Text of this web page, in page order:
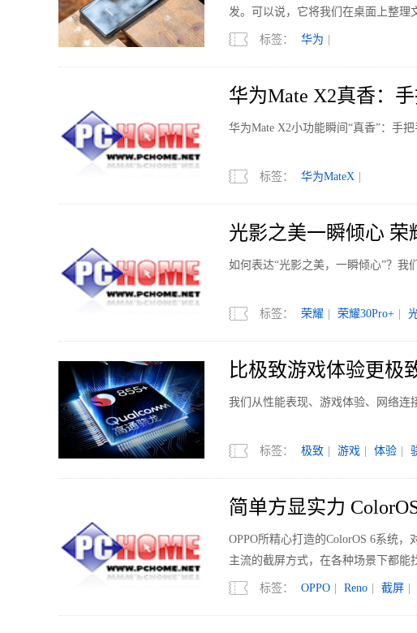
发。可以说，它将我们在桌面上整理
标签： 华为
华为Mate X2真香：
华为Mate X2小功能瞬间“真香”：手
标签： 华为MateX
光影之美一瞬倾心 荣
如何表达“光影之美，一瞬倾心”？我
标签： 荣耀 荣耀30Pro+
比极致游戏体验更极
我们从性能表现、游戏体验、网络连
标签： 极致 游戏 体验
简单方显实力
OPPO所精心打造的ColorOS 6系统
主流的截屏方式，在各种场景下都能
标签： OPPO Reno 截屏